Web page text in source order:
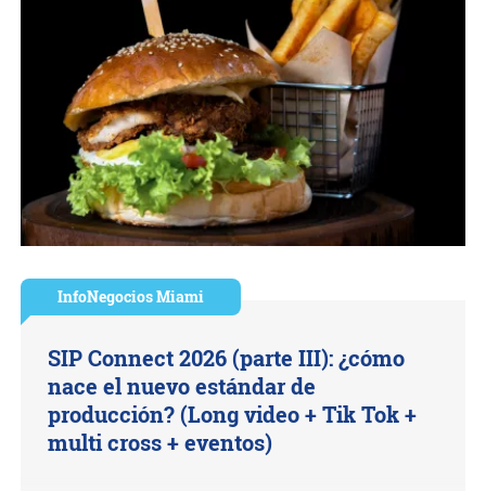
InfoNegocios Miami
SIP Connect 2026 (parte III): ¿cómo
nace el nuevo estándar de
producción? (Long video + Tik Tok +
multi cross + eventos)